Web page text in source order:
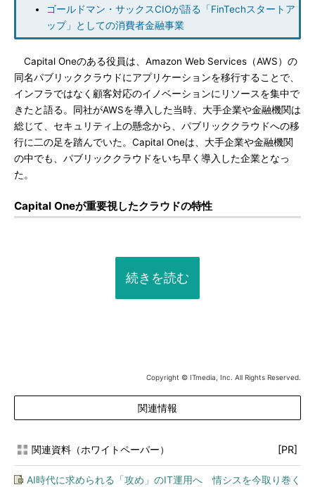
ゴールドマン・サックスCIOが語る「FinTechスタートア
ップ」としての消費者金融事業
Capital Oneのある役員は、Amazon Web Services（AWS）の
同名パブリッククラウドにアプリケーションを移行することで、
インフラではなく顧客対応のイノベーションにリソースを集中で
きたと語る。同社がAWSを導入した当時、大手企業や金融機関は
総じて、セキュリティ上の懸念から、パブリッククラウドへの移
行に二の足を踏んでいた。Capital Oneは、大手企業や金融機関
の中でも、パブリッククラウドをいち早く導入した企業となっ
た。
Capital Oneが重要視したクラウドの特性
続きを読む
Copyright © ITmedia, Inc. All Rights Reserved.
関連情報
関連資料（ホワイトペーパー） [PR]
AI時代に求められる「攻め」のIT運用へ 情シスを今取り巻く